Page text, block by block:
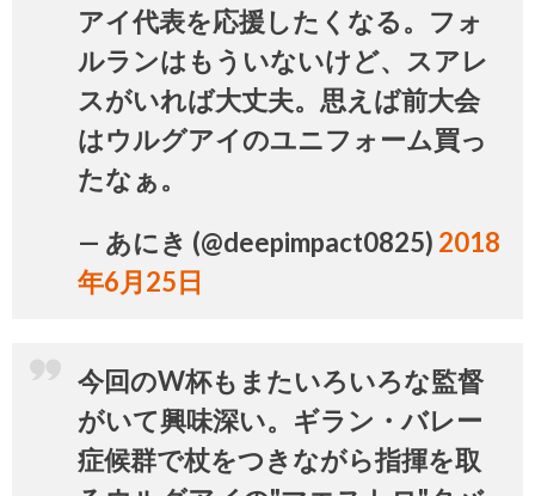
アイ代表を応援したくなる。フォ
ルランはもういないけど、スアレ
スがいれば大丈夫。思えば前大会
はウルグアイのユニフォーム買っ
たなぁ。
— あにき (@deepimpact0825) 2018
年6月25日
今回のW杯もまたいろいろな監督
がいて興味深い。ギラン・バレー
症候群で杖をつきながら指揮を取